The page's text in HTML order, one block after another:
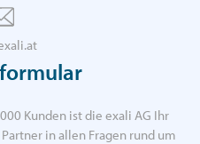
Kunden ist die exali AG Ihr
in allen Fragen rund um